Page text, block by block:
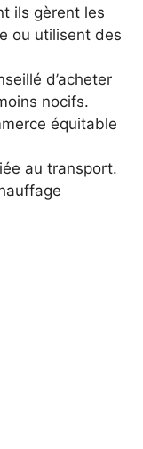
ils gèrent les
ou utilisent des
d’acheter
nocifs.
équitable
au transport.